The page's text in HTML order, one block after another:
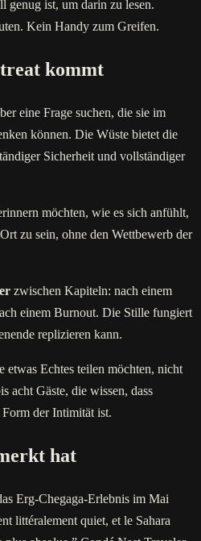
genug ist, um darin zu lesen.
Kein Handy zum Greifen.
kommt
eine Frage suchen, die sie im
können. Die Wüste bietet die
Sicherheit und vollständiger
möchten, wie es sich anfühlt,
zu sein, ohne den Wettbewerb der
zwischen Kapiteln: nach einem
einem Burnout. Die Stille fungiert
replizieren kann.
etwas Echtes teilen möchten, nicht
acht Gäste, die wissen, dass
Form der Intimität ist.
hat
Erg-Chegaga-Erlebnis im Mai
littéralement quiet, et le Sahara